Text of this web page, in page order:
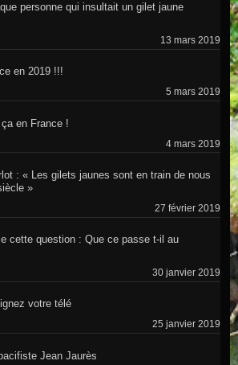
personne qui insultait un gilet jaune
13 mars 2019
en 2019 !!!
5 mars 2019
en France !
4 mars 2019
: « Les gilets jaunes sont en train de nous
»
27 février 2019
cette question : Que ce passe t-il au
30 janvier 2019
votre télé
25 janvier 2019
Jean Jaurès